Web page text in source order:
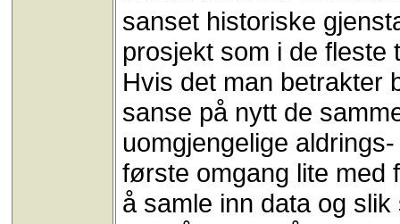
sanset historiske
prosjekt som i de fleste
Hvis det man betrakter
sanse på nytt de
uomgjengelige
første omgang lite med
å samle inn data og